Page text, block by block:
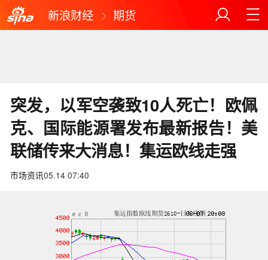
新浪财经 期货
突发，以军空袭致10人死亡！欧佩
克、国际能源署发布最新报告！美
联储传来大消息！集运欧线走强
市场资讯05.14 07:40